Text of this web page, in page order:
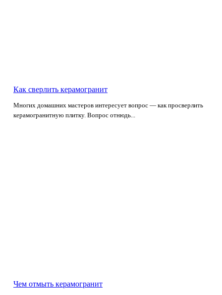
Как сверлить керамогранит
Многих домашних мастеров интересует вопрос — как просверлить
керамогранитную плитку. Вопрос отнюдь...
Чем отмыть керамогранит